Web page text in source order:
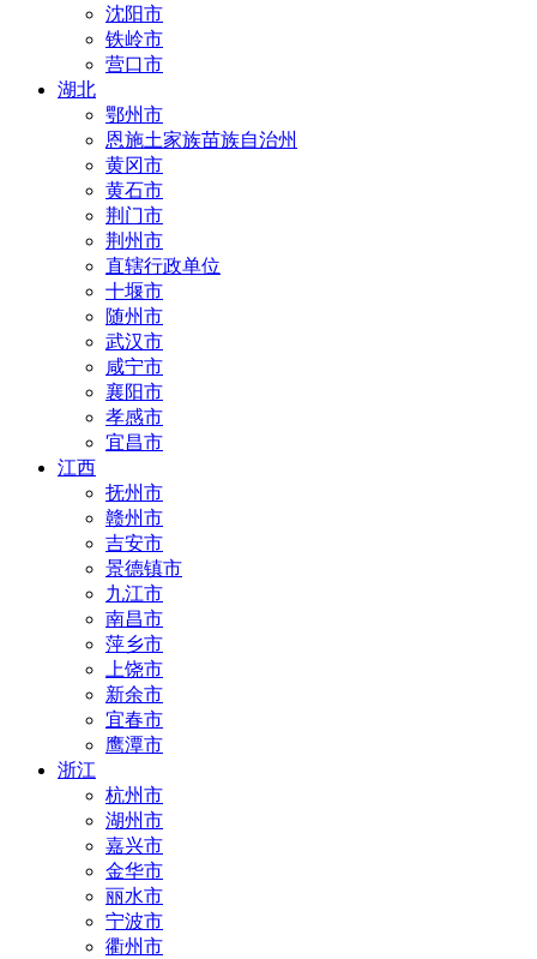
沈阳市
铁岭市
营口市
湖北
鄂州市
恩施土家族苗族自治州
黄冈市
黄石市
荆门市
荆州市
直辖行政单位
十堰市
随州市
武汉市
咸宁市
襄阳市
孝感市
宜昌市
江西
抚州市
赣州市
吉安市
景德镇市
九江市
南昌市
萍乡市
上饶市
新余市
宜春市
鹰潭市
浙江
杭州市
湖州市
嘉兴市
金华市
丽水市
宁波市
衢州市